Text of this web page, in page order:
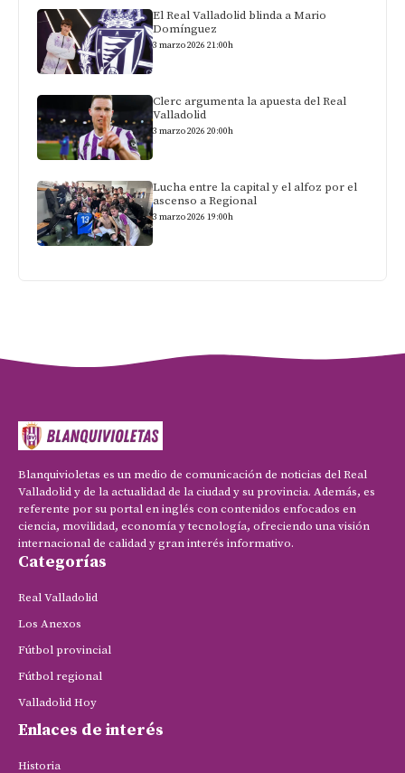
El Real Valladolid blinda a Mario
Domínguez
3 marzo 2026 21:00h
Clerc argumenta la apuesta del Real
Valladolid
3 marzo 2026 20:00h
Lucha entre la capital y el alfoz por el
ascenso a Regional
3 marzo 2026 19:00h
Blanquivioletas es un medio de comunicación de noticias del Real
Valladolid y de la actualidad de la ciudad y su provincia. Además, es
referente por su portal en inglés con contenidos enfocados en
ciencia, movilidad, economía y tecnología, ofreciendo una visión
internacional de calidad y gran interés informativo.
Categorías
Real Valladolid
Los Anexos
Fútbol provincial
Fútbol regional
Valladolid Hoy
Enlaces de interés
Historia